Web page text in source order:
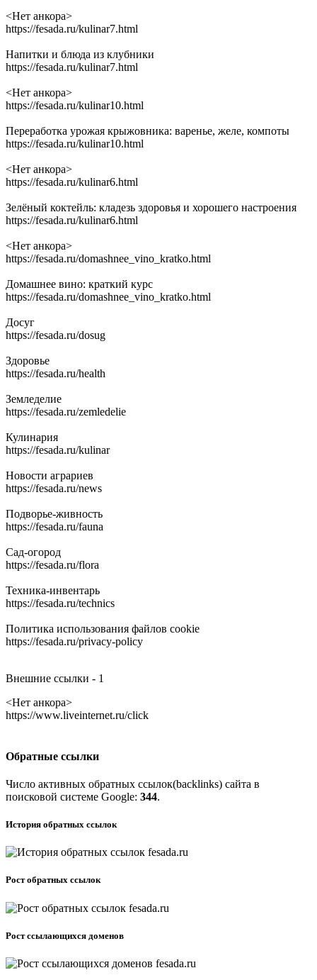
<Нет анкора>
https://fesada.ru/kulinar7.html
Напитки и блюда из клубники
https://fesada.ru/kulinar7.html
<Нет анкора>
https://fesada.ru/kulinar10.html
Переработка урожая крыжовника: варенье, желе, компоты
https://fesada.ru/kulinar10.html
<Нет анкора>
https://fesada.ru/kulinar6.html
Зелёный коктейль: кладезь здоровья и хорошего настроения
https://fesada.ru/kulinar6.html
<Нет анкора>
https://fesada.ru/domashnee_vino_kratko.html
Домашнее вино: краткий курс
https://fesada.ru/domashnee_vino_kratko.html
Досуг
https://fesada.ru/dosug
Здоровье
https://fesada.ru/health
Земледелие
https://fesada.ru/zemledelie
Кулинария
https://fesada.ru/kulinar
Новости аграриев
https://fesada.ru/news
Подворье-живность
https://fesada.ru/fauna
Сад-огород
https://fesada.ru/flora
Техника-инвентарь
https://fesada.ru/technics
Политика использования файлов cookie
https://fesada.ru/privacy-policy
Внешние ссылки - 1
<Нет анкора>
https://www.liveinternet.ru/click
Обратные ссылки
Число активных обратных ссылок(backlinks) сайта в
поисковой системе Google: 344.
История обратных ссылок
Рост обратных ссылок
Рост ссылающихся доменов